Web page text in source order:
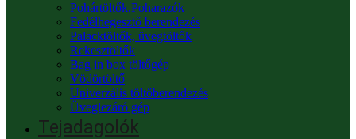
Pohártöltők,Poharazók
Fedélhegesztő berendezés
Palacktöltők, üvegtöltők
Rekesztöltők
Bag in box töltőgép
Vödörtöltő
Univerzális töltőberendezés
Üveglezáró gép
Tejadagolók